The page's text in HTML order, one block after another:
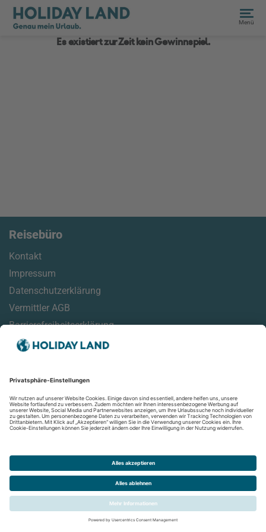
Menü
Es existiert zur Zeit kein Gewinnspiel.
Reisebüro
Kontakt
Impressum
Datenschutzerklärung
Vermittler AGB
Barrierefreiheitserklärung
Online Check-In Informationen
Reisehinweise
Reisemonitor
Aktuelles
Newsletter
Folgen Sie uns auf: